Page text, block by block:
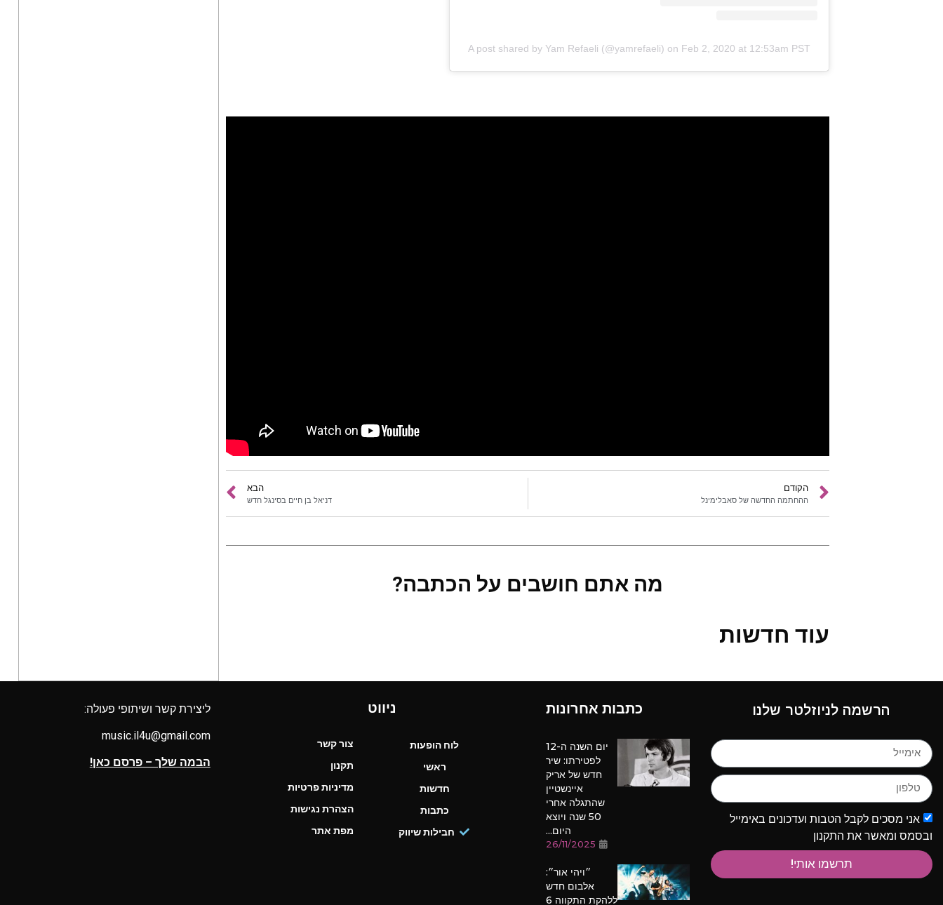
A post shared by Yam Refaeli (@yamrefaeli) on Feb 2, 2020 at 12:53am PST
הקודם
ההחתמה החדשה של סאבלימינל
הבא
דניאל בן חיים בסינגל חדש
מה אתם חושבים על הכתבה?
עוד חדשות
הרשמה לניוזלטר שלנו
אני מסכים לקבל הטבות ועדכונים באימייל
ובסמס ומאשר את התקנון
תרשמו אותי!
כתבות אחרונות
יום השנה ה-12
לפטירתו: שיר
חדש של אריק
איינשטיין
שהתגלה אחרי
50 שנה ויוצא
היום...
26/11/2025
״ויהי אור״:
אלבום חדש
ללהקת התקווה 6
ניווט
לוח הופעות
ראשי
חדשות
כתבות
חבילות שיווק
צור קשר
תקנון
מדיניות פרטיות
הצהרת נגישות
מפת אתר
ליצירת קשר ושיתופי פעולה:
music.il4u@gmail.com
הבמה שלך – פרסם כאן!